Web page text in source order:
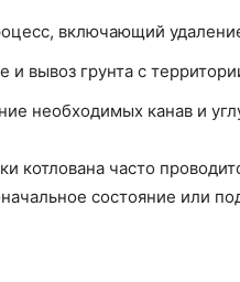
включающий
и вывоз грунта с
необходимых канав и
котлована часто
состояние или